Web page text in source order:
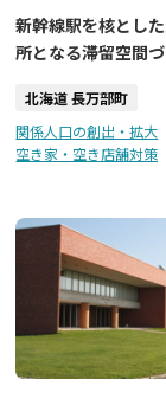
新幹線駅を核とし
所となる滞留空間
北海道 長万部町
関係人口の創出・拡大
空き家・空き店舗対策